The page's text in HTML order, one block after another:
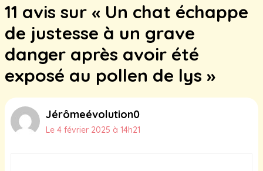
11 avis sur « Un chat échappe
de justesse à un grave
danger après avoir été
exposé au pollen de lys »
Jérômeévolution0
Le 4 février 2025 à 14h21